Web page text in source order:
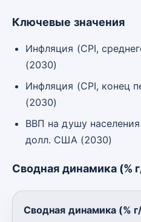
Ключевые значения
Инфляция (CPI,
(2030)
Инфляция (CPI, конец
(2030)
ВВП на душу
долл. США (2030)
Сводная динамика (%
Сводная динамика (%